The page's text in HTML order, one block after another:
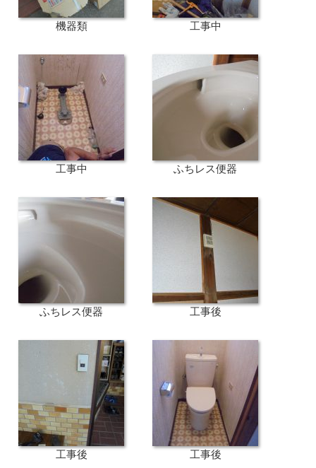
機器類 工事中
工事中 ふちレス便器
ふちレス便器 工事後
工事後 工事後